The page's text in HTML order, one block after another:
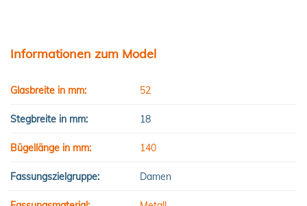
Informationen zum Model
Glasbreite in mm: 52
Stegbreite in mm: 18
Bügellänge in mm: 140
Fassungszielgruppe: Damen